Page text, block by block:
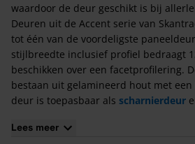
waardoor de deur geschikt is bij
Deuren uit de Accent serie van
tot één van de voordeligste
stijlbreedte inclusief profiel bedraagt
beschikken over een facetprofilering.
bestaan uit gelamineerd hout met een
deur is toepasbaar als scharnierdeur
iedere gewenste kleur.
Lees meer